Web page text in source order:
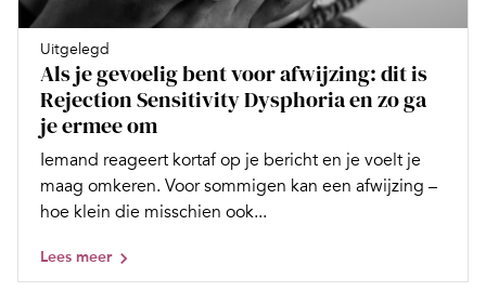
Uitgelegd
Als je gevoelig bent voor afwijzing: dit is
Rejection Sensitivity Dysphoria en zo ga
je ermee om
Iemand reageert kortaf op je bericht en je voelt je
maag omkeren. Voor sommigen kan een afwijzing –
hoe klein die misschien ook...
Lees meer